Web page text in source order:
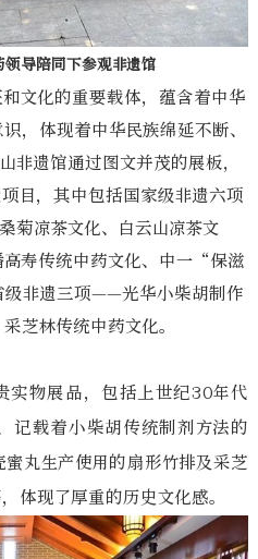
领导陪同下参观非遗馆
文化的重要载体，蕴含着中华
，体现着中华民族绵延不断、
非遗馆通过图文并茂的展板，
目，其中包括国家级非遗六项
菊凉茶文化、白云山凉茶文
寿传统中药文化、中一“保滋
非遗三项——光华小柴胡制作
芝林传统中药文化。
实物展品，包括上世纪30年代
记载着小柴胡传统制剂方法的
蜜丸生产使用的扇形竹排及采芝
体现了厚重的历史文化感。